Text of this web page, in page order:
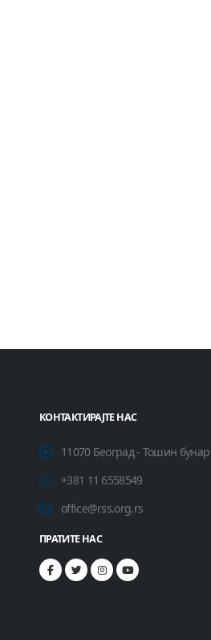
КОНТАКТИРАЈТЕ НАС
11070 Београд - Тошин
+381 11 6558549
office@rss.org.rs
ПРАТИТЕ НАС